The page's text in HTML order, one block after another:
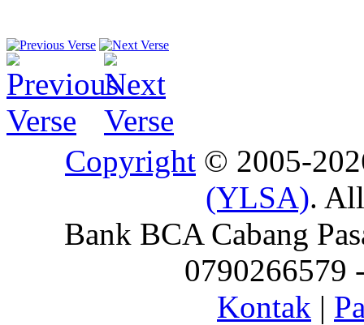
Copyright © 2005-
(YLSA).
Bank BCA Cabang
0790266579
Kontak |